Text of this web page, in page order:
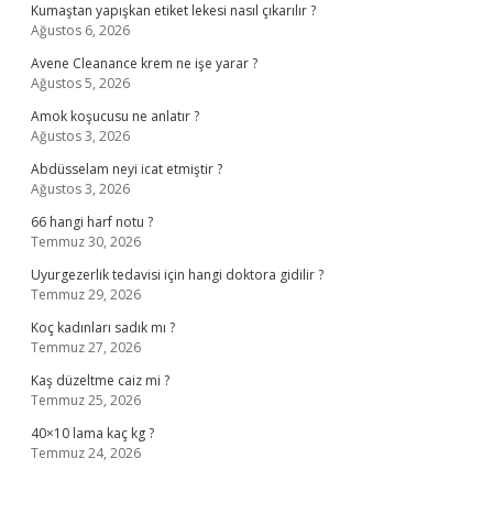
Kumaştan yapışkan etiket lekesi nasıl çıkarılır ?
Ağustos 6, 2026
Avene Cleanance krem ne işe yarar ?
Ağustos 5, 2026
Amok koşucusu ne anlatır ?
Ağustos 3, 2026
Abdüsselam neyi icat etmiştir ?
Ağustos 3, 2026
66 hangi harf notu ?
Temmuz 30, 2026
Uyurgezerlik tedavisi için hangi doktora gidilir ?
Temmuz 29, 2026
Koç kadınları sadık mı ?
Temmuz 27, 2026
Kaş düzeltme caiz mi ?
Temmuz 25, 2026
40×10 lama kaç kg ?
Temmuz 24, 2026